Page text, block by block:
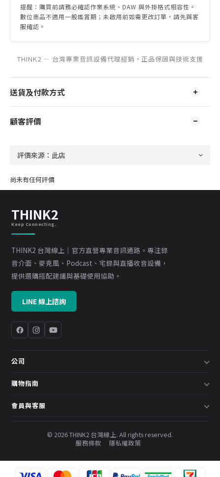
提醒：購買前請務必確認作業系統、DAW 與外掛格式相容性。
數位商品不適用一般鑑賞期；未啟用前如需更改訂單，請先與客
服確認。
THINK2 — 台灣專業音訊設備代理經銷，正品保固與技術支援
送貨及付款方式
顧客評價
尚未有任何評價
THINK2
Keep Connecting.
THINK2 台灣線上｜官方直營專業音訊通路。專注錄
音介面、麥克風、Podcast、宅錄與直播收音設備，
提供選購搭配建議與基礎使用協助。
LINE 線上諮詢
公司
關於我們
預約諮詢
購物指南
配送說明
常見問題
會員與客服
會員中心
© 2026 THINK2 台灣線上. All rights reserved.
服務條款
隱私權政策